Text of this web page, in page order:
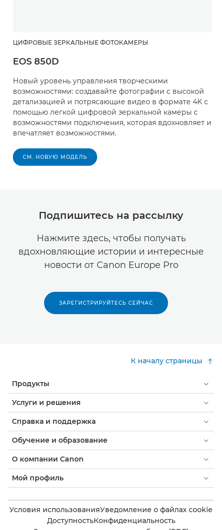
ЦИФРОВЫЕ ЗЕРКАЛЬНЫЕ ФОТОКАМЕРЫ
EOS 850D
Новый уровень управления творческими
возможностями: создавайте фотографии с высокой
детализацией и потрясающие видео в формате 4K с
помощью легкой цифровой зеркальной камеры с
возможностями подключения, которая вдохновляет и
впечатляет возможностями.
СМ. НОВУЮ МОДЕЛЬ
Подпишитесь на рассылку
Нажмите здесь, чтобы получать
вдохновляющие истории и интересные
новости от Canon Europe Pro
ЗАРЕГИСТРИРУЙТЕСЬ СЕЙЧАС
К началу страницы
Продукты
Услуги и решения
Справка и поддержка
Обучение и образование
О компании Canon
Мой профиль
Условия использованияУведомление о файлах cookie
ДоступностьКонфиденциальность